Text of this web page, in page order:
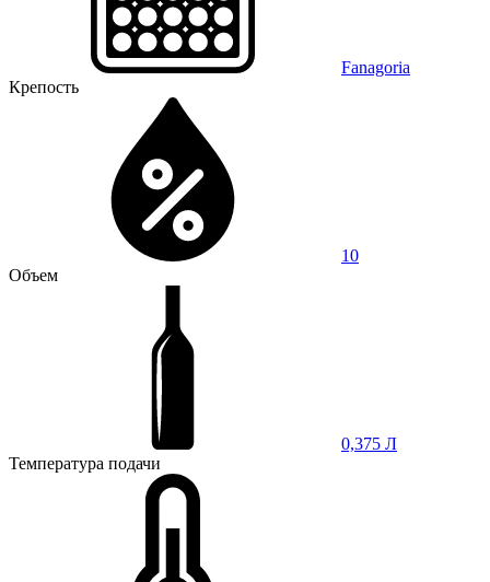
Fanagoria
Крепость
10
Объем
0,375 Л
Температура подачи